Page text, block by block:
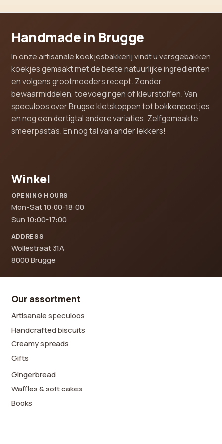
Handmade in Brugge
In onze artisanale koekjesbakkerij vindt u versgebakken
koekjes gemaakt met de beste natuurlijke ingrediënten
en volgens grootmoeders recept. Zonder
bewaarmiddelen, toevoegingen of kleurstoffen. Van
speculoos over Brugse kletskoppen tot bokkenpootjes
en nog een dertigtal andere variaties. Zelfgemaakte
smeerpasta's. En nog tal van ander lekkers!
Winkel
OPENING HOURS
Mon-Sat 10:00-18:00
Sun 10:00-17:00
ADDRESS
Wollestraat 31A
8000 Brugge
Our assortment
Artisanale speculoos
Handcrafted biscuits
Creamy spreads
Gifts
Gingerbread
Waffles & soft cakes
Books